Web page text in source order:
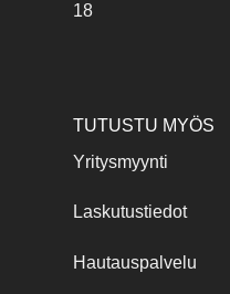
18
TUTUSTU MYÖS
Yritysmyynti
Laskutustiedot
Hautauspalvelu